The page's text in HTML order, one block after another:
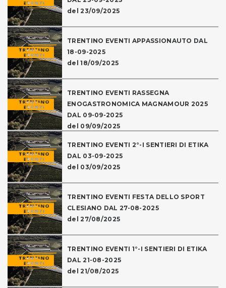
del 23/09/2025
TRENTINO EVENTI APPASSIONAUTO DAL
18-09-2025
del 18/09/2025
TRENTINO EVENTI RASSEGNA
ENOGASTRONOMICA MAGNAMOUR 2025
DAL 09-09-2025
del 09/09/2025
TRENTINO EVENTI 2°-I SENTIERI DI ETIKA
DAL 03-09-2025
del 03/09/2025
TRENTINO EVENTI FESTA DELLO SPORT
CLESIANO DAL 27-08-2025
del 27/08/2025
TRENTINO EVENTI 1°-I SENTIERI DI ETIKA
DAL 21-08-2025
del 21/08/2025